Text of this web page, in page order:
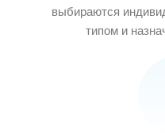
выбираются
типом и